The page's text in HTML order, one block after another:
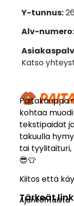
kohtaa
tekstipaidat
takuulla
tai tyylitaituri,
😎👕
Kiitos että
Tärkeät
Ajankohtaista
Y-tunnus:
Alv-numero:
Katso